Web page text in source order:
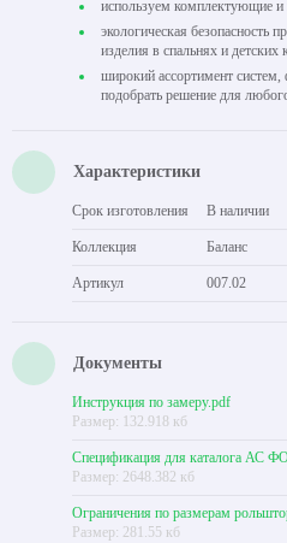
используем комплектующие и
экологическая безопасность
изделия в спальнях и детских
широкий ассортимент
подобрать решение для
Характеристики
Срок изготовления В наличии
Коллекция Баланс
Артикул 007.02
Документы
Инструкция по замеру.pdf
Размер: 132.918 кб
Спецификация для каталога АС
Размер: 2648.382 кб
Ограничения по размерам
Размер: 281.55 кб